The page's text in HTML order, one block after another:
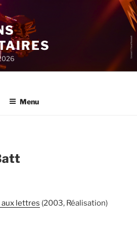
Menu
aux lettres (2003, Réalisation)